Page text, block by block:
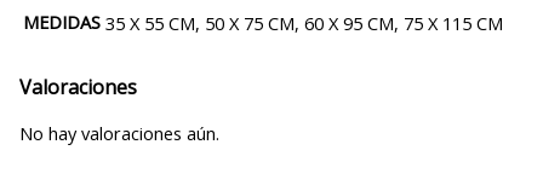
MEDIDAS 35 X 55 CM, 50 X 75 CM, 60 X 95 CM, 75 X 115 CM
Valoraciones
No hay valoraciones aún.